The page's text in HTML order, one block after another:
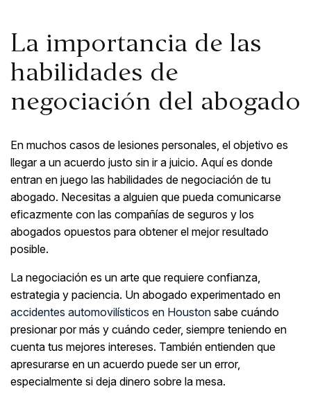
La importancia de las
habilidades de
negociación del abogado
En muchos casos de lesiones personales, el objetivo es
llegar a un acuerdo justo sin ir a juicio. Aquí es donde
entran en juego las habilidades de negociación de tu
abogado. Necesitas a alguien que pueda comunicarse
eficazmente con las compañías de seguros y los
abogados opuestos para obtener el mejor resultado
posible.
La negociación es un arte que requiere confianza,
estrategia y paciencia. Un abogado experimentado en
accidentes automovilísticos en Houston sabe cuándo
presionar por más y cuándo ceder, siempre teniendo en
cuenta tus mejores intereses. También entienden que
apresurarse en un acuerdo puede ser un error,
especialmente si deja dinero sobre la mesa.